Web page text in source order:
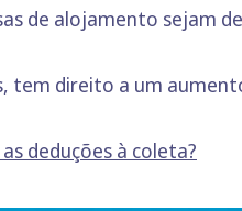
de alojamento sejam
tem direito a um
as deduções à coleta?